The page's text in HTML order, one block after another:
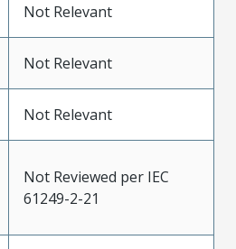
Not Relevant
Not Relevant
Not Relevant
Not Reviewed per IEC
61249-2-21